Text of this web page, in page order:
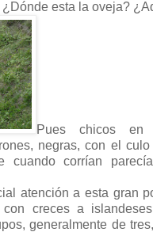
esta la oveja?
Pues chicos en
negras, con el
cuando corrían
atención a esta gran
con creces a
generalmente de